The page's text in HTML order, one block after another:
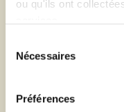
ou qu'ils ont
Nécessaires
Préférences
l'environnement
Höfats se distingue
écologique. La